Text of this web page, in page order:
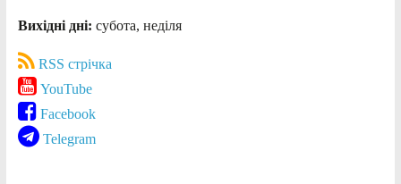
Вихідні дні: субота, неділя
RSS стрічка
YouTube
Facebook
Telegram